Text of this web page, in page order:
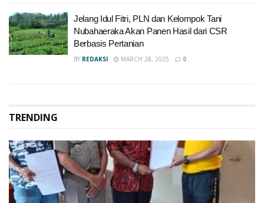
Jelang Idul Fitri, PLN dan Kelompok Tani
Nubahaeraka Akan Panen Hasil dari CSR
Berbasis Pertanian
BY REDAKSI MARCH 28, 2025 0
TRENDING